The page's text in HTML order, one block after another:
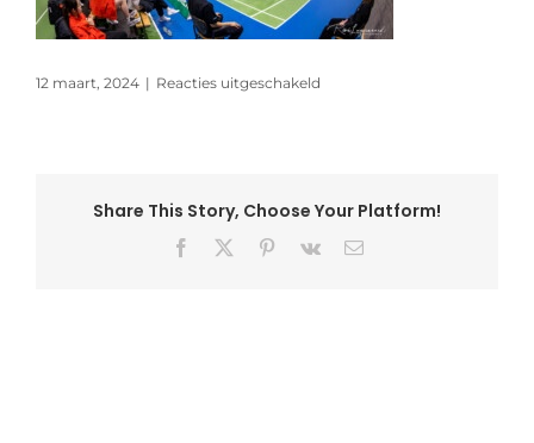
12 maart, 2024 | Reacties uitgeschakeld
Share This Story, Choose Your Platform!
Facebook Pinterest
Vk
E-